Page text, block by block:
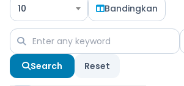
10 Bandingkan
Search Reset